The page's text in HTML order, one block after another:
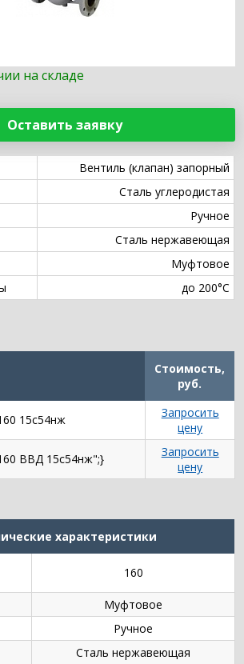
на складе
Оставить заявку
Вентиль (клапан) запорный
Сталь углеродистая
Ручное
Сталь нержавеющая
Муфтовое
до 200°С
Стоимость,
руб.
15с54нж
Запросить
цену
ВВД 15с54нж";}
Запросить
цену
характеристики
160
Муфтовое
Ручное
Сталь нержавеющая